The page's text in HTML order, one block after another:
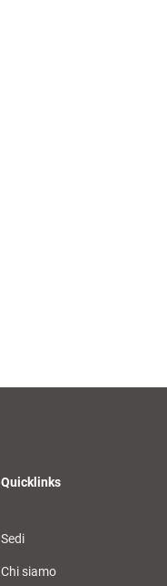
Quicklinks
Sedi
Chi siamo